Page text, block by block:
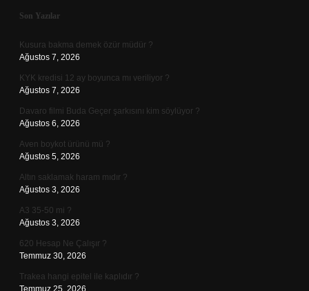
Sidebar
Son Yazılar
Kusura bakma demek özür müdür ?
Ağustos 7, 2026
KYK kredisi 12 ay boyunca mı veriliyor ?
Ağustos 7, 2026
Davaro filmi Buda Geçer şarkısını kim söylüyor ?
Ağustos 6, 2026
Aven boykot ürünü mü ?
Ağustos 5, 2026
Altın saklamak haram mıdır ?
Ağustos 3, 2026
A3 35-50 mi ?
Ağustos 3, 2026
620 Hesap Ne Çalışır ?
Temmuz 30, 2026
Trakea hangi epitel ile kaplıdır ?
Temmuz 25, 2026